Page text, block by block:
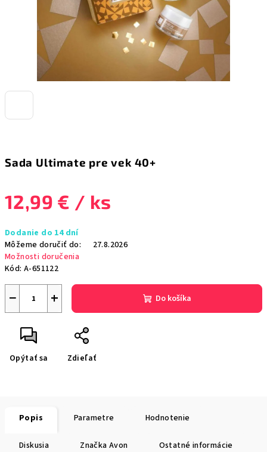
Sada Ultimate pre vek 40+
12,99 € / ks
cena:
Dodanie do 14 dní
Môžeme doručiť do:
27.8.2026
Možnosti doručenia
Kód: A-651122
+
− Do košíka
Opýtať sa Zdieľať
Popis Parametre Hodnotenie
Diskusia Značka Avon Ostatné informácie